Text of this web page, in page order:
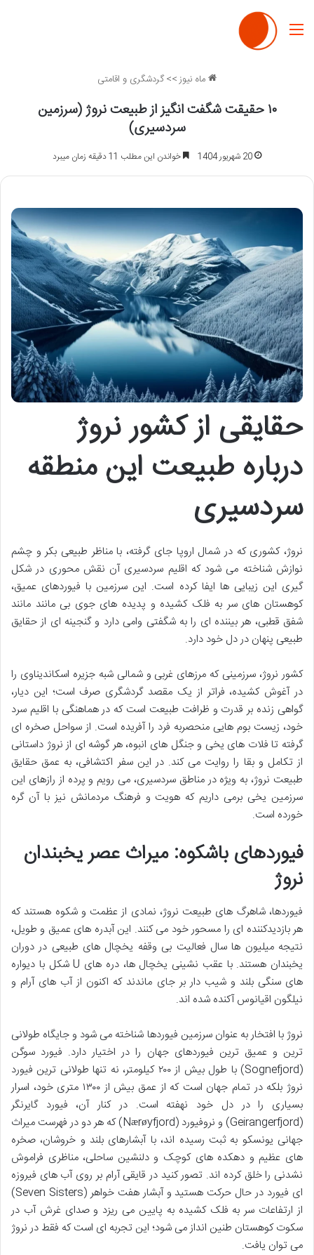
منو
ماه نیوز>>گردشگری و اقامتی
۱۰ حقیقت شگفت انگیز از طبیعت نروژ (سرزمین
سردسیری)
20 شهریور 1404 خواندن این مطلب 11 دقیقه زمان میبرد
حقایقی از کشور نروژ
درباره طبیعت این منطقه
سردسیری
نروژ، کشوری که در شمال اروپا جای گرفته، با مناظر طبیعی بکر و چشم
نوازش شناخته می شود که اقلیم سردسیری آن نقش محوری در شکل
گیری این زیبایی ها ایفا کرده است. این سرزمین با فیوردهای عمیق،
کوهستان های سر به فلک کشیده و پدیده های جوی بی مانند مانند
شفق قطبی، هر بیننده ای را به شگفتی وامی دارد و گنجینه ای از حقایق
طبیعی پنهان در دل خود دارد.
کشور نروژ، سرزمینی که مرزهای غربی و شمالی شبه جزیره اسکاندیناوی را
در آغوش کشیده، فراتر از یک مقصد گردشگری صرف است؛ این دیار،
گواهی زنده بر قدرت و ظرافت طبیعت است که در هماهنگی با اقلیم سرد
خود، زیست بوم هایی منحصربه فرد را آفریده است. از سواحل صخره ای
گرفته تا فلات های یخی و جنگل های انبوه، هر گوشه ای از نروژ داستانی
از تکامل و بقا را روایت می کند. در این سفر اکتشافی، به عمق حقایق
طبیعت نروژ، به ویژه در مناطق سردسیری، می رویم و پرده از رازهای این
سرزمین یخی برمی داریم که هویت و فرهنگ مردمانش نیز با آن گره
خورده است.
فیوردهای باشکوه: میراث عصر یخبندان
نروژ
فیوردها، شاهرگ های طبیعت نروژ، نمادی از عظمت و شکوه هستند که
هر بازدیدکننده ای را مسحور خود می کنند. این آبدره های عمیق و طویل،
نتیجه میلیون ها سال فعالیت بی وقفه یخچال های طبیعی در دوران
یخبندان هستند. با عقب نشینی یخچال ها، دره های U شکل با دیواره
های سنگی بلند و شیب دار بر جای ماندند که اکنون از آب های آرام و
نیلگون اقیانوس آکنده شده اند.
نروژ با افتخار به عنوان سرزمین فیوردها شناخته می شود و جایگاه طولانی
ترین و عمیق ترین فیوردهای جهان را در اختیار دارد. فیورد سوگن
(Sognefjord) با طول بیش از ۲۰۰ کیلومتر، نه تنها طولانی ترین فیورد
نروژ بلکه در تمام جهان است که از عمق بیش از ۱۳۰۰ متری خود، اسرار
بسیاری را در دل خود نهفته است. در کنار آن، فیورد گایرنگر
(Geirangerfjord) و نروفیورد (Nærøyfjord) که هر دو در فهرست میراث
جهانی یونسکو به ثبت رسیده اند، با آبشارهای بلند و خروشان، صخره
های عظیم و دهکده های کوچک و دلنشین ساحلی، مناظری فراموش
نشدنی را خلق کرده اند. تصور کنید در قایقی آرام بر روی آب های فیروزه
ای فیورد در حال حرکت هستید و آبشار هفت خواهر (Seven Sisters)
از ارتفاعات سر به فلک کشیده به پایین می ریزد و صدای غرش آب در
سکوت کوهستان طنین انداز می شود؛ این تجربه ای است که فقط در نروژ
می توان یافت.